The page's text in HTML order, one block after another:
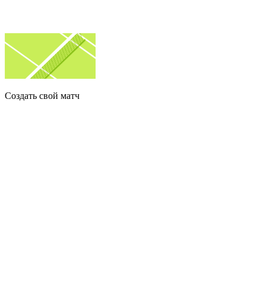
Создать свой матч